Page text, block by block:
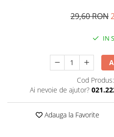
Literatura si fictiune
Povesti pentru copii
Dictionare si enciclopedii
29,60 RON
IN
Cod Produs:
Ai nevoie de ajutor?
Adauga la Favorite